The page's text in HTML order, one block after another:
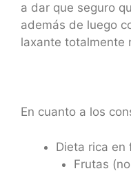
a dar que seguro
además de luego
laxante totalmente
En cuanto a los
Dieta rica en
Frutas